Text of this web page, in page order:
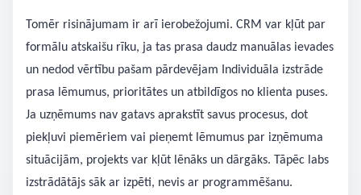
Tomēr risinājumam ir arī ierobežojumi. CRM var kļūt par
formālu atskaišu rīku, ja tas prasa daudz manuālas ievades
un nedod vērtību pašam pārdevējam Individuāla izstrāde
prasa lēmumus, prioritātes un atbildīgos no klienta puses.
Ja uzņēmums nav gatavs aprakstīt savus procesus, dot
piekļuvi piemēriem vai pieņemt lēmumus par izņēmuma
situācijām, projekts var kļūt lēnāks un dārgāks. Tāpēc labs
izstrādātājs sāk ar izpēti, nevis ar programmēšanu.